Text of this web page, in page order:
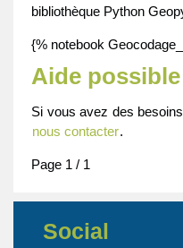
bibliothèque Python
{% notebook
Aide possible
Si vous avez des
nous contacter.
Page 1 / 1
Social